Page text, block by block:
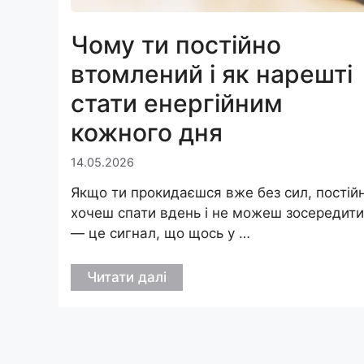
Чому ти постійно
втомлений і як нарешті
стати енергійним
кожного дня
14.05.2026
Якщо ти прокидаєшся вже без сил,
хочеш спати вдень і не можеш
— це сигнал, що щось у …
Читати далі